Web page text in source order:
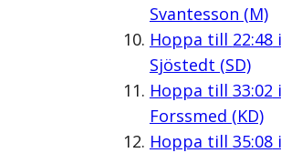
Svantesson (M)
Hoppa till 22:48i
Sjöstedt (SD)
Hoppa till 33:02
Forssmed (KD)
Hoppa till 35:08i